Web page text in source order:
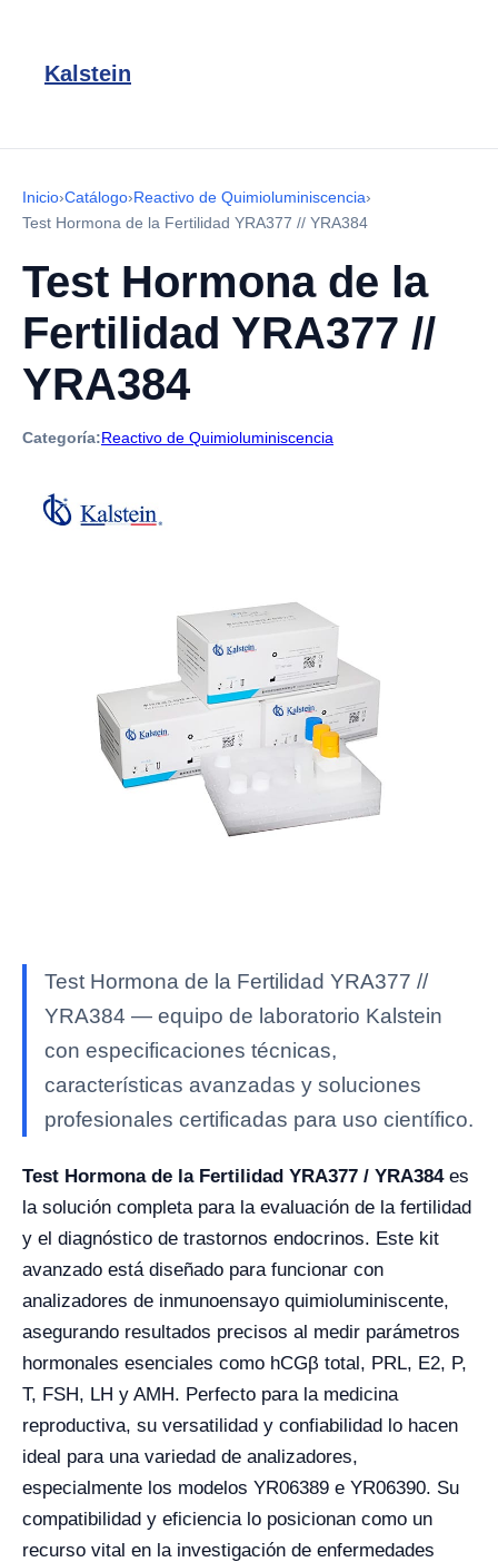
Kalstein
Inicio›Catálogo›Reactivo de Quimioluminiscencia›
Test Hormona de la Fertilidad YRA377 // YRA384
Test Hormona de la
Fertilidad YRA377 //
YRA384
Categoría:Reactivo de Quimioluminiscencia
Test Hormona de la Fertilidad YRA377 //
YRA384 — equipo de laboratorio Kalstein
con especificaciones técnicas,
características avanzadas y soluciones
profesionales certificadas para uso científico.
Test Hormona de la Fertilidad YRA377 / YRA384es
la solución completa para la evaluación de la fertilidad
y el diagnóstico de trastornos endocrinos. Este kit
avanzado está diseñado para funcionar con
analizadores de inmunoensayo quimioluminiscente,
asegurando resultados precisos al medir parámetros
hormonales esenciales como hCGβ total, PRL, E2, P,
T, FSH, LH y AMH. Perfecto para la medicina
reproductiva, su versatilidad y confiabilidad lo hacen
ideal para una variedad de analizadores,
especialmente los modelos YR06389 e YR06390. Su
compatibilidad y eficiencia lo posicionan como un
recurso vital en la investigación de enfermedades